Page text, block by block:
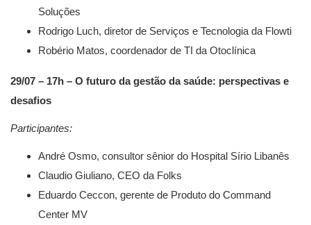
Soluções
Rodrigo Luch, diretor de Serviços e Tecnologia da Flowti
Robério Matos, coordenador de TI da Otoclínica
29/07 – 17h – O futuro da gestão da saúde: perspectivas e
desafios
Participantes:
André Osmo, consultor sênior do Hospital Sírio Libanês
Claudio Giuliano, CEO da Folks
Eduardo Ceccon, gerente de Produto do Command
Center MV